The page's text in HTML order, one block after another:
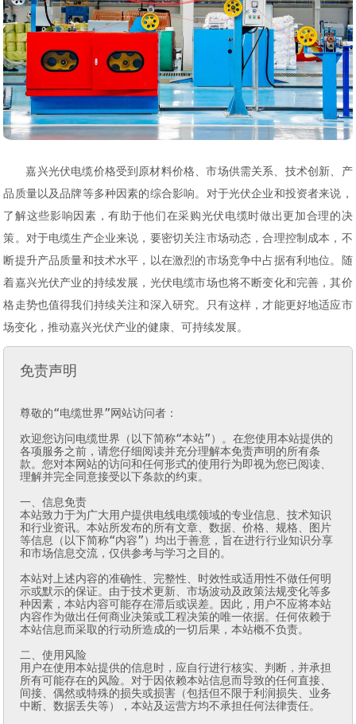
嘉兴光伏电缆价格受到原材料价格、市场供需关系、技术创新、产
品质量以及品牌等多种因素的综合影响。对于光伏企业和投资者来说，
了解这些影响因素，有助于他们在采购光伏电缆时做出更加合理的决
策。对于电缆生产企业来说，要密切关注市场动态，合理控制成本，不
断提升产品质量和技术水平，以在激烈的市场竞争中占据有利地位。随
着嘉兴光伏产业的持续发展，光伏电缆市场也将不断变化和完善，其价
格走势也值得我们持续关注和深入研究。只有这样，才能更好地适应市
场变化，推动嘉兴光伏产业的健康、可持续发展。
免责声明
尊敬的“电缆世界”网站访问者：
欢迎您访问电缆世界（以下简称“本站”）。在您使用本站提供的
各项服务之前，请您仔细阅读并充分理解本免责声明的所有条
款。您对本网站的访问和任何形式的使用行为即视为您已阅读、
理解并完全同意接受以下条款的约束。
一、信息免责
本站致力于为广大用户提供电线电缆领域的专业信息、技术知识
和行业资讯。本站所发布的所有文章、数据、价格、规格、图片
等信息（以下简称“内容”）均出于善意，旨在进行行业知识分享
和市场信息交流，仅供参考与学习之目的。
本站对上述内容的准确性、完整性、时效性或适用性不做任何明
示或默示的保证。由于技术更新、市场波动及政策法规变化等多
种因素，本站内容可能存在滞后或误差。因此，用户不应将本站
内容作为做出任何商业决策或工程决策的唯一依据。任何依赖于
本站信息而采取的行动所造成的一切后果，本站概不负责。
二、使用风险
用户在使用本站提供的信息时，应自行进行核实、判断，并承担
所有可能存在的风险。对于因依赖本站信息而导致的任何直接、
间接、偶然或特殊的损失或损害（包括但不限于利润损失、业务
中断、数据丢失等），本站及运营方均不承担任何法律责任。